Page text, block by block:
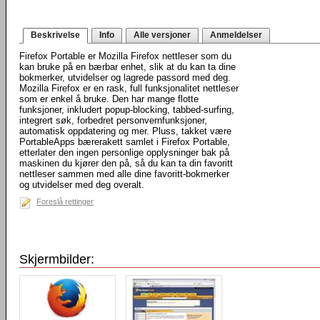
Beskrivelse Info Alle versjoner Anmeldelser
Firefox Portable er Mozilla Firefox nettleser som du
kan bruke på en bærbar enhet, slik at du kan ta dine
bokmerker, utvidelser og lagrede passord med deg.
Mozilla Firefox er en rask, full funksjonalitet nettleser
som er enkel å bruke. Den har mange flotte
funksjoner, inkludert popup-blocking, tabbed-surfing,
integrert søk, forbedret personvernfunksjoner,
automatisk oppdatering og mer. Pluss, takket være
PortableApps bærerakett samlet i Firefox Portable,
etterlater den ingen personlige opplysninger bak på
maskinen du kjører den på, så du kan ta din favoritt
nettleser sammen med alle dine favoritt-bokmerker
og utvidelser med deg overalt.
Foreslå rettinger
Skjermbilder: